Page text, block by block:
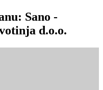
Sano -
d.o.o.